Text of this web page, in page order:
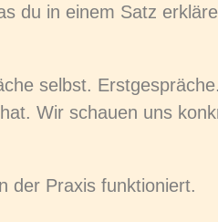
du in einem Satz
selbst.
Wir schauen uns
der Praxis funktioniert.